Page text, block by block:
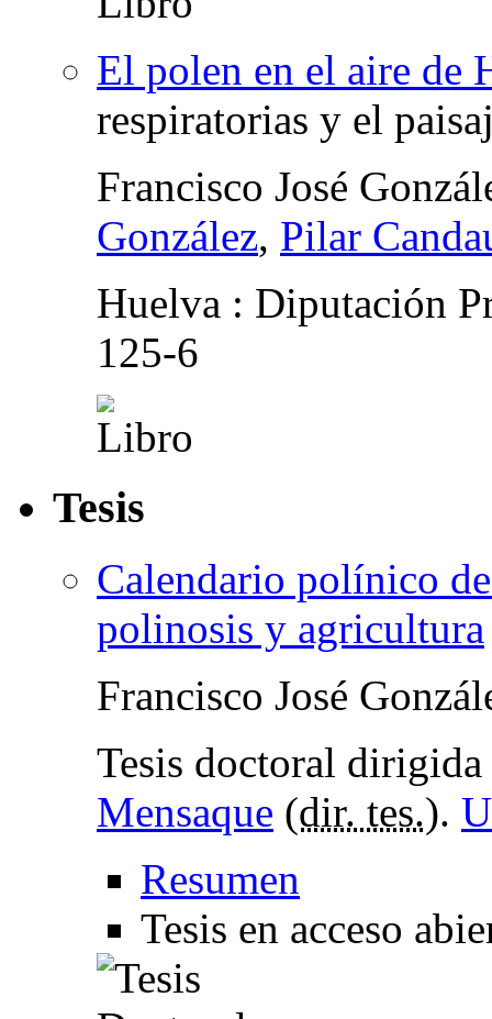
El polen en el aire de
respiratorias y el
Francisco José
González, Pilar
Huelva : Diputación
125-6
Tesis
Calendario polínico
polinosis y agricultura
Francisco José
Tesis doctoral
Mensaque (dir. tes.).
Resumen
Tesis en acceso